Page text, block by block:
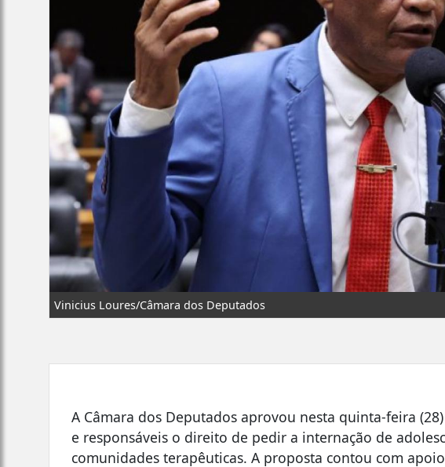
Vinicius Loures/Câmara dos Deputados
A Câmara dos Deputados aprovou nesta quinta-feira
e responsáveis o direito de pedir a internação de
comunidades terapêuticas. A proposta contou com